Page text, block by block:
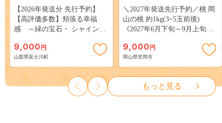
【2026年発送分 先行予約】
【高評価多数】頬張る幸福
感 ～緑の宝石・ シャインマ
３房） フルーツ 山梨県産 果
物 くだもの シャイン マスカ
ット ぶどう ブドウ 葡萄 大粒
種なし 先行予約 富士川町
10000円 一万円 9000円 九千円
9,000 円
山梨県富士川町
＼2027年発送先行予約／桃 岡
山の桃 約1kg(3~5玉前後)
《2027年6月下旬～9月上旬頃
岡山 はくとう スイーツ フル
ーツ 果物 デザート 旬 モモ も
も 先行予約 送料無料 果物 岡
山県 笠岡市 清水白桃 白鳳 白
麗 クール便---
kasaoka_zsy_419_100---
9,000 円
岡山県笠岡市
もっと見る